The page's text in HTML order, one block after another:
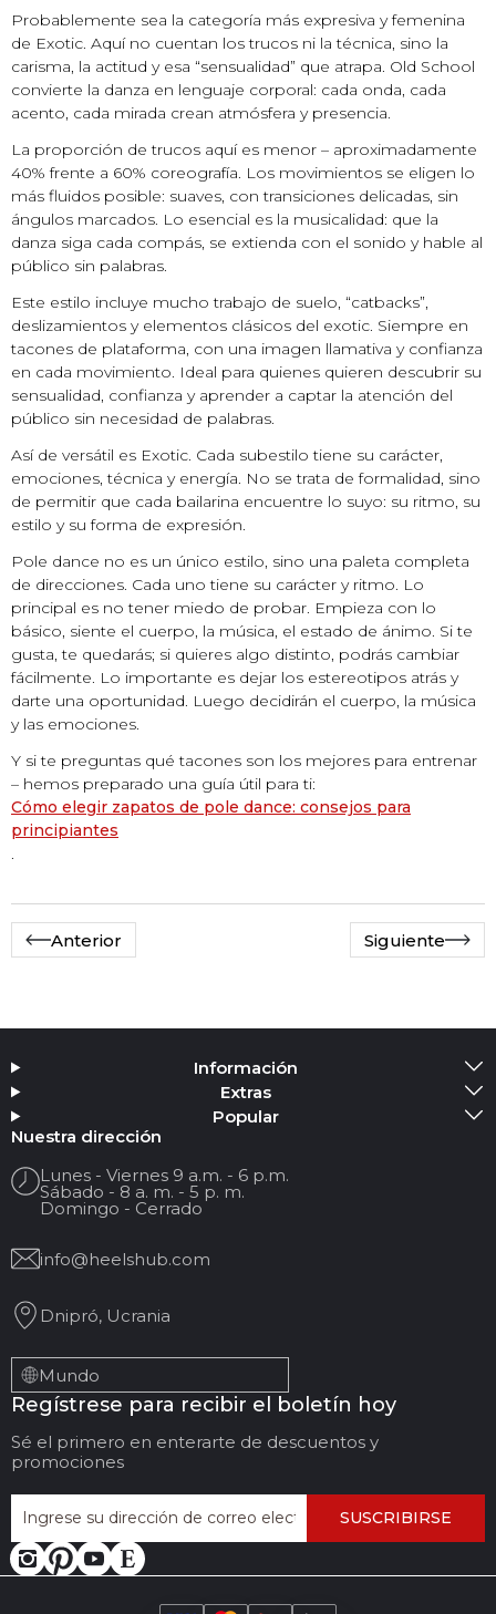
Probablemente sea la categoría más expresiva y femenina
de Exotic. Aquí no cuentan los trucos ni la técnica, sino la
carisma, la actitud y esa “sensualidad” que atrapa. Old School
convierte la danza en lenguaje corporal: cada onda, cada
acento, cada mirada crean atmósfera y presencia.
La proporción de trucos aquí es menor – aproximadamente
40% frente a 60% coreografía. Los movimientos se eligen lo
más fluidos posible: suaves, con transiciones delicadas, sin
ángulos marcados. Lo esencial es la musicalidad: que la
danza siga cada compás, se extienda con el sonido y hable al
público sin palabras.
Este estilo incluye mucho trabajo de suelo, “catbacks”,
deslizamientos y elementos clásicos del exotic. Siempre en
tacones de plataforma, con una imagen llamativa y confianza
en cada movimiento. Ideal para quienes quieren descubrir su
sensualidad, confianza y aprender a captar la atención del
público sin necesidad de palabras.
Así de versátil es Exotic. Cada subestilo tiene su carácter,
emociones, técnica y energía. No se trata de formalidad, sino
de permitir que cada bailarina encuentre lo suyo: su ritmo, su
estilo y su forma de expresión.
Pole dance no es un único estilo, sino una paleta completa
de direcciones. Cada uno tiene su carácter y ritmo. Lo
principal es no tener miedo de probar. Empieza con lo
básico, siente el cuerpo, la música, el estado de ánimo. Si te
gusta, te quedarás; si quieres algo distinto, podrás cambiar
fácilmente. Lo importante es dejar los estereotipos atrás y
darte una oportunidad. Luego decidirán el cuerpo, la música
y las emociones.
Y si te preguntas qué tacones son los mejores para entrenar
– hemos preparado una guía útil para ti:
Cómo elegir zapatos de pole dance: consejos para
principiantes
.
Anterior Siguiente
Información
Extras
Popular
Nuestra dirección
Lunes - Viernes 9 a.m. - 6 p.m.
Sábado - 8 a. m. - 5 p. m.
Domingo - Cerrado
info@heelshub.com
Dnipró, Ucrania
Mundo
Regístrese para recibir el boletín hoy
Sé el primero en enterarte de descuentos y
promociones
SUSCRIBIRSE